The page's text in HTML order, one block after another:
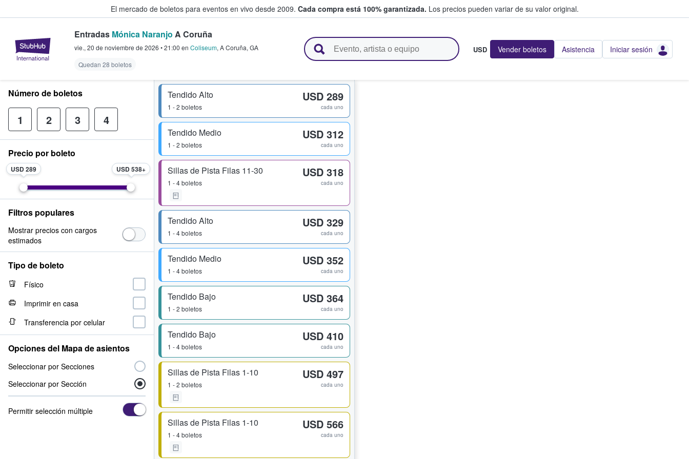
El mercado de boletos para eventos en vivo desde 2009. Cada compra está 100% garantizada. Los precios pueden variar de su valor original.
StubHub: donde los fans compran y venden boletos
Entradas Mónica Naranjo A Coruña
vie., 20 de noviembre de 2026 •21:00 en Coliseum, A Coruña, GA
Quedan 28 boletos
USD Vender boletos Asistencia Iniciar sesión
Tendido Alto
1 - 2 boletos
USD 289
cada uno
Tendido Medio
1 - 2 boletos
USD 312
cada uno
Sillas de Pista Filas 11-30
1 - 4 boletos
USD 318
cada uno
Tendido Alto
1 - 4 boletos
USD 329
cada uno
Tendido Medio
1 - 4 boletos
USD 352
cada uno
Tendido Bajo
1 - 2 boletos
USD 364
cada uno
Tendido Bajo
1 - 4 boletos
USD 410
cada uno
Sillas de Pista Filas 1-10
1 - 2 boletos
USD 497
cada uno
Sillas de Pista Filas 1-10
1 - 4 boletos
USD 566
cada uno
Número de boletos
1 2 3 4
Precio por boleto
USD 289 USD 538
Filtros populares
Mostrar precios con cargos
estimados
Tipo de boleto
Físico
Imprimir en casa
Transferencia por celular
Opciones del Mapa de asientos
Seleccionar por Secciones
Seleccionar por Sección
Permitir selección múltiple